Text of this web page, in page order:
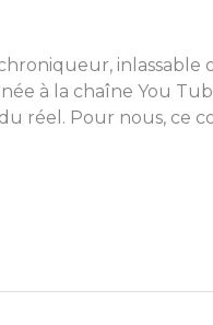
à la chaîne You
réel. Pour nous, ce